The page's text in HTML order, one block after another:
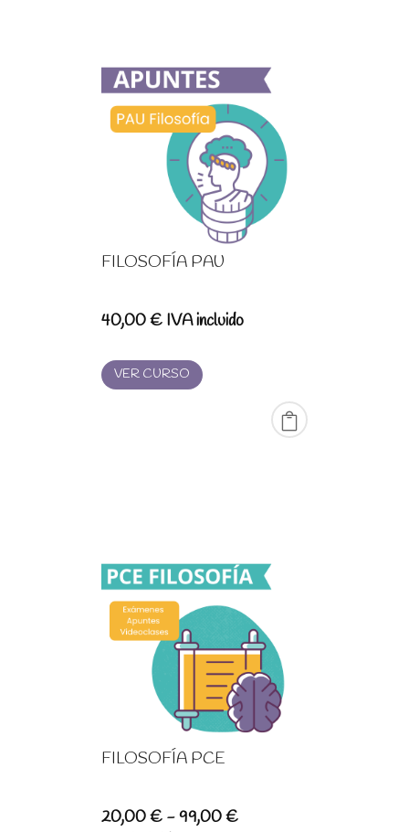
FILOSOFÍA PAU
40,00€ IVA incluido
VER CURSO
FILOSOFÍA PCE
20,00€ -99,00€Rango